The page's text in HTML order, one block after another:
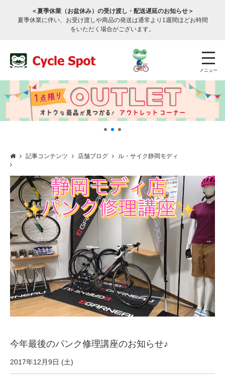
＜夏季休業（お盆休み）の受け渡し・配送遅延のお知らせ＞
夏季休業に伴い、お受け渡しや商品の発送は通常より1週間ほどお時間
をいただく場合がございます。
メニュー
サービスのご案内
サービス全般
修理・メンテナンス工賃
盗難保証
オリジナル自転車
記事コンテンツ 店舗ブログ ル・サイク静岡モディ
今年最後のパンク修理講座のお知らせ♪
2017年12月9日 (土)